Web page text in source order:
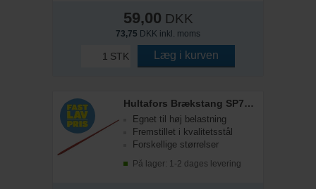
59,00 DKK
73,75 DKK inkl. moms
STK Læg i kurven
Hultafors Brækstang SP7, 1500 mm
Egnet til høj belastning
Fremstillet i kvalitetsstål
Forskellige størrelser
På lager: 1-2 dages levering